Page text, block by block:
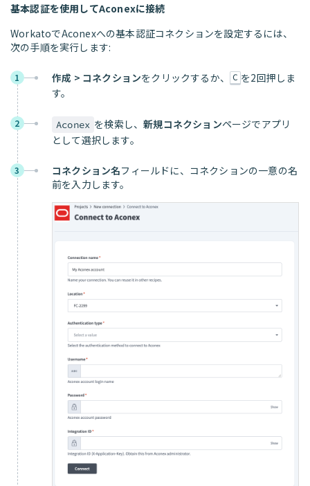
基本認証を使用してAconexに接続
WorkatoでAconexへの基本認証コネクションを設定するには、
次の手順を実行します:
1 作成 > コネクションをクリックするか、 C を2回押しま
す。
2 Aconex を検索し、新規コネクションページでアプリ
として選択します。
3 コネクション名フィールドに、コネクションの一意の名
前を入力します。